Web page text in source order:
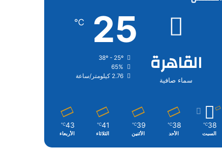
القاهرة
سماء صافية
25
℃
65%
2.76 كيلومتر/ساعة
38
℃
السبت
38
℃
الأحد
39
℃
الأثنين
41
℃
الثلاثاء
43
℃
الأربعاء